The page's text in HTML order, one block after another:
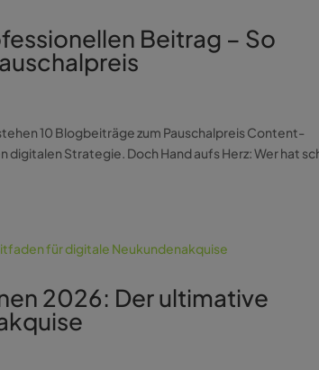
Beitrag – So
10 Blogbeiträge zum Pauschalpreis Content-
Strategie. Doch Hand aufs Herz: Wer hat
2026: Der ultimative